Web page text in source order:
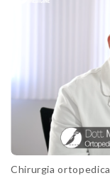
Chirurgia ortopedica